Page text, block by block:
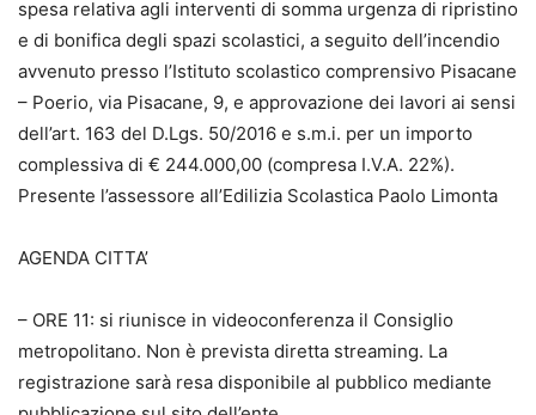
spesa relativa agli interventi di somma urgenza di ripristino
e di bonifica degli spazi scolastici, a seguito dell’incendio
avvenuto presso l’Istituto scolastico comprensivo Pisacane
– Poerio, via Pisacane, 9, e approvazione dei lavori ai sensi
dell’art. 163 del D.Lgs. 50/2016 e s.m.i. per un importo
complessiva di € 244.000,00 (compresa I.V.A. 22%).
Presente l’assessore all’Edilizia Scolastica Paolo Limonta
AGENDA CITTA’
– ORE 11: si riunisce in videoconferenza il Consiglio
metropolitano. Non è prevista diretta streaming. La
registrazione sarà resa disponibile al pubblico mediante